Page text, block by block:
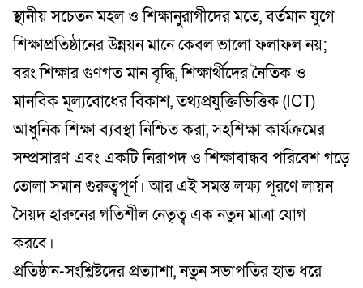
​স্থানীয় সচেতন মহল ও শিক্ষানুরাগীদের মতে, বর্তমান যুগে
শিক্ষাপ্রতিষ্ঠানের উন্নয়ন মানে কেবল ভালো ফলাফল নয়;
বরং শিক্ষার গুণগত মান বৃদ্ধি, শিক্ষার্থীদের নৈতিক ও
মানবিক মূল্যবোধের বিকাশ, তথ্যপ্রযুক্তিভিত্তিক (ICT)
আধুনিক শিক্ষা ব্যবস্থা নিশ্চিত করা, সহশিক্ষা কার্যক্রমের
সম্প্রসারণ এবং একটি নিরাপদ ও শিক্ষাবান্ধব পরিবেশ গড়ে
তোলা সমান গুরুত্বপূর্ণ। আর এই সমস্ত লক্ষ্য পূরণে লায়ন
সৈয়দ হারুনের গতিশীল নেতৃত্ব এক নতুন মাত্রা যোগ
করবে।
​প্রতিষ্ঠান-সংশ্লিষ্টদের প্রত্যাশা, নতুন সভাপতির হাত ধরে